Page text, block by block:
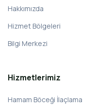
Hakkımızda
Hizmet Bölgeleri
Bilgi Merkezi
Hizmetlerimiz
Hamam Böceği İlaçlama